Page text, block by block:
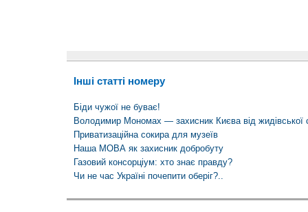
Інші статті номеру
Біди чужої не буває!
Володимир Мономах — захисник Києва від жидівської
Приватизаційна сокира для музеїв
Наша МОВА як захисник добробуту
Газовий консорціум: хто знає правду?
Чи не час Україні почепити оберіг?..